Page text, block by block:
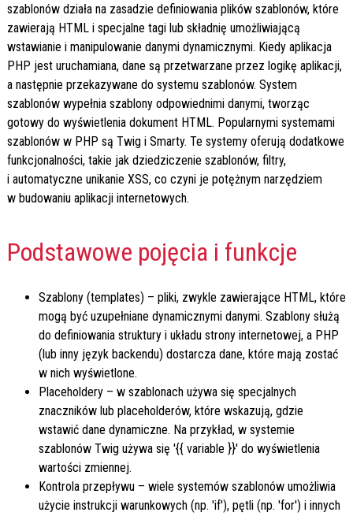
szablonów działa na zasadzie definiowania plików szablonów, które
zawierają HTML i specjalne tagi lub składnię umożliwiającą
wstawianie i manipulowanie danymi dynamicznymi. Kiedy aplikacja
PHP jest uruchamiana, dane są przetwarzane przez logikę aplikacji,
a następnie przekazywane do systemu szablonów. System
szablonów wypełnia szablony odpowiednimi danymi, tworząc
gotowy do wyświetlenia dokument HTML. Popularnymi systemami
szablonów w PHP są Twig i Smarty. Te systemy oferują dodatkowe
funkcjonalności, takie jak dziedziczenie szablonów, filtry,
i automatyczne unikanie XSS, co czyni je potężnym narzędziem
w budowaniu aplikacji internetowych.
Podstawowe pojęcia i funkcje
Szablony (templates) – pliki, zwykle zawierające HTML, które
mogą być uzupełniane dynamicznymi danymi. Szablony służą
do definiowania struktury i układu strony internetowej, a PHP
(lub inny język backendu) dostarcza dane, które mają zostać
w nich wyświetlone.
Placeholdery – w szablonach używa się specjalnych
znaczników lub placeholderów, które wskazują, gdzie
wstawić dane dynamiczne. Na przykład, w systemie
szablonów Twig używa się '{{ variable }}' do wyświetlenia
wartości zmiennej.
Kontrola przepływu – wiele systemów szablonów umożliwia
użycie instrukcji warunkowych (np. 'if'), pętli (np. 'for') i innych